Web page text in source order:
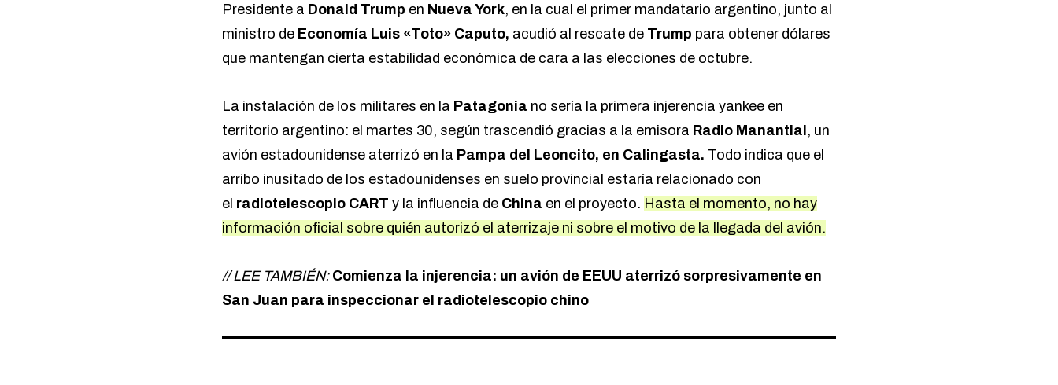
Presidente a Donald Trump en Nueva York, en la cual el primer mandatario argentino, junto al
ministro de Economía Luis «Toto» Caputo, acudió al rescate de Trump para obtener dólares
que mantengan cierta estabilidad económica de cara a las elecciones de octubre.
La instalación de los militares en la Patagonia no sería la primera injerencia yankee en
territorio argentino: el martes 30, según trascendió gracias a la emisora Radio Manantial, un
avión estadounidense aterrizó en la Pampa del Leoncito, en Calingasta. Todo indica que el
arribo inusitado de los estadounidenses en suelo provincial estaría relacionado con
el radiotelescopio CART y la influencia de China en el proyecto. Hasta el momento, no hay
información oficial sobre quién autorizó el aterrizaje ni sobre el motivo de la llegada del avión.
// LEE TAMBIÉN: Comienza la injerencia: un avión de EEUU aterrizó sorpresivamente en
San Juan para inspeccionar el radiotelescopio chino